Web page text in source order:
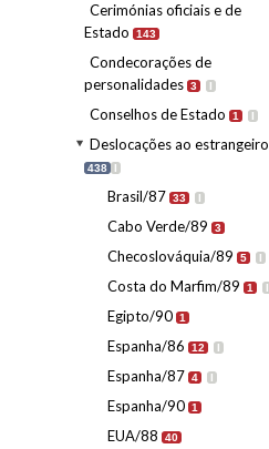
Cerimónias oficiais e de
Estado
143
Condecorações de
personalidades 3 I
Conselhos de Estado 1 I
Deslocações ao estrangeiro
438 I
Brasil/87 33 I
Cabo Verde/89 3
Checoslováquia/89 5 I
Costa do Marfim/89 1 I
Egipto/90 1
Espanha/86 12 I
Espanha/87 4 I
Espanha/90 1
EUA/88 40